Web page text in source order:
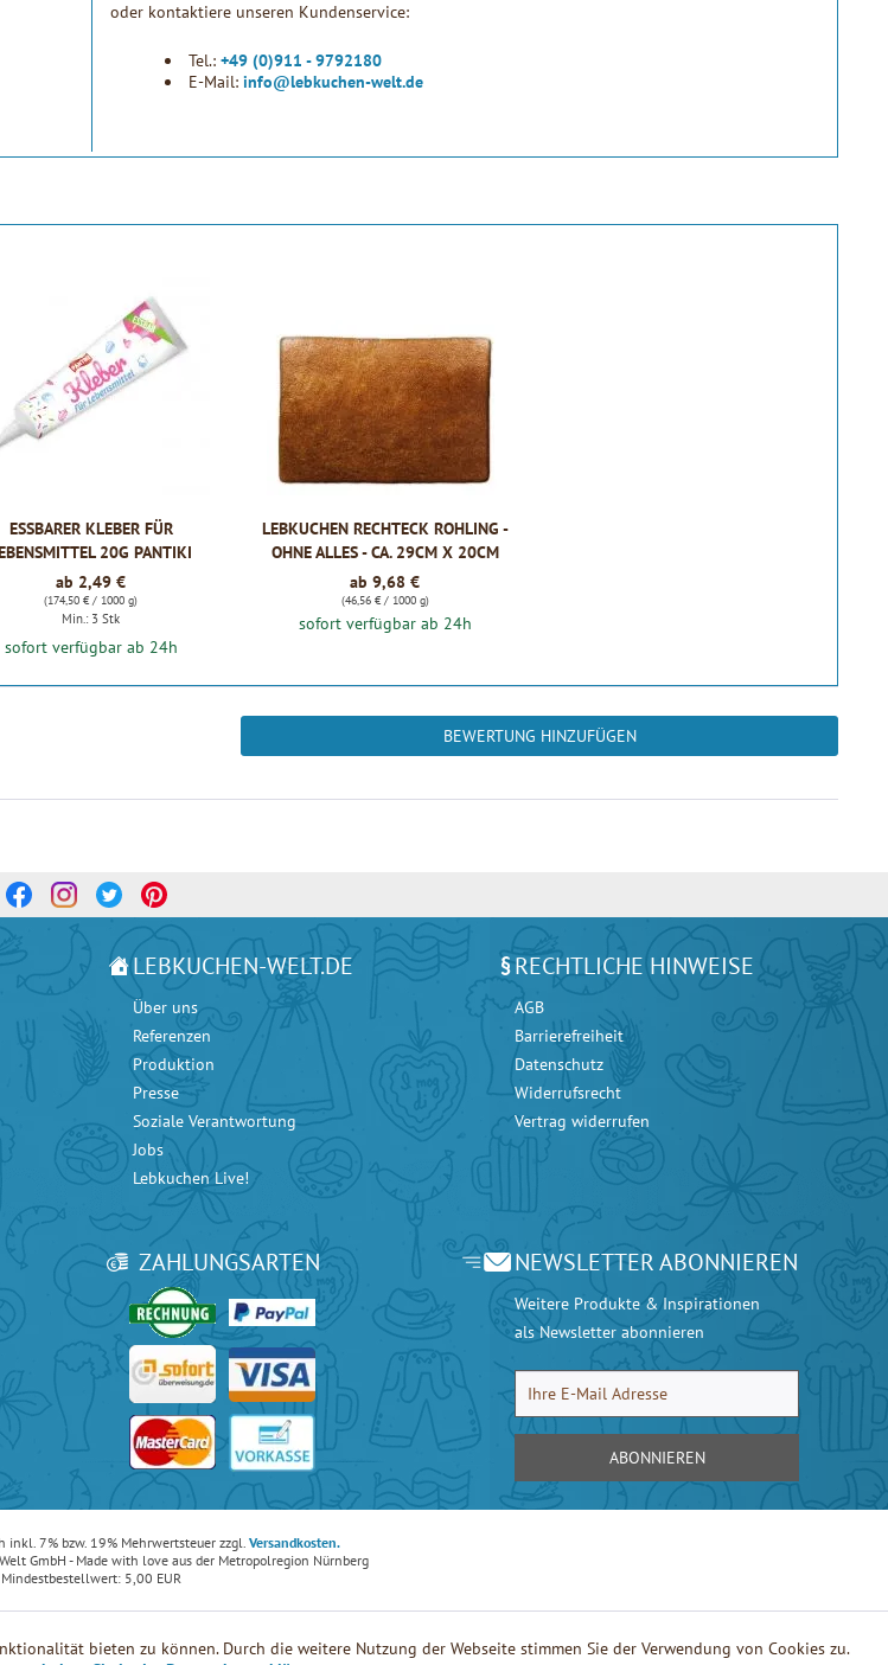
oder kontaktiere unseren Kundenservice:
Tel.: +49 (0)911 - 9792180
E-Mail: info@lebkuchen-welt.de
ESSBARER KLEBER FÜR
20G PANTIKI
ab 2,49 €
(174,50 € / 1000 g)
Min.: 3 Stk
sofort verfügbar ab 24h
LEBKUCHEN RECHTECK ROHLING -
OHNE ALLES - CA. 29CM X 20CM
ab 9,68 €
(46,56 € / 1000 g)
sofort verfügbar ab 24h
BEWERTUNG HINZUFÜGEN
LEBKUCHEN-WELT.DE
Über uns
Referenzen
Produktion
Presse
Soziale Verantwortung
Jobs
Lebkuchen Live!
RECHTLICHE HINWEISE
AGB
Barrierefreiheit
Datenschutz
Widerrufsrecht
Vertrag widerrufen
/ 5 Sternen und beieKomimit 4.80 / 5 Sternen.
ZAHLUNGSARTEN NEWSLETTER ABONNIEREN
Weitere Produkte & Inspirationen
als Newsletter abonnieren
ABONNIEREN
inkl. 7% bzw. 19% Mehrwertsteuer zzgl. Versandkosten.
GmbH - Made with love aus der Metropolregion Nürnberg
Mindestbestellwert: 5,00 EUR
bieten zu können. Durch die weitere Nutzung der Webseite stimmen Sie der Verwendung von Cookies zu.